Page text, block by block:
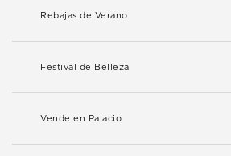
Rebajas de Verano
Festival de Belleza
Vende en Palacio